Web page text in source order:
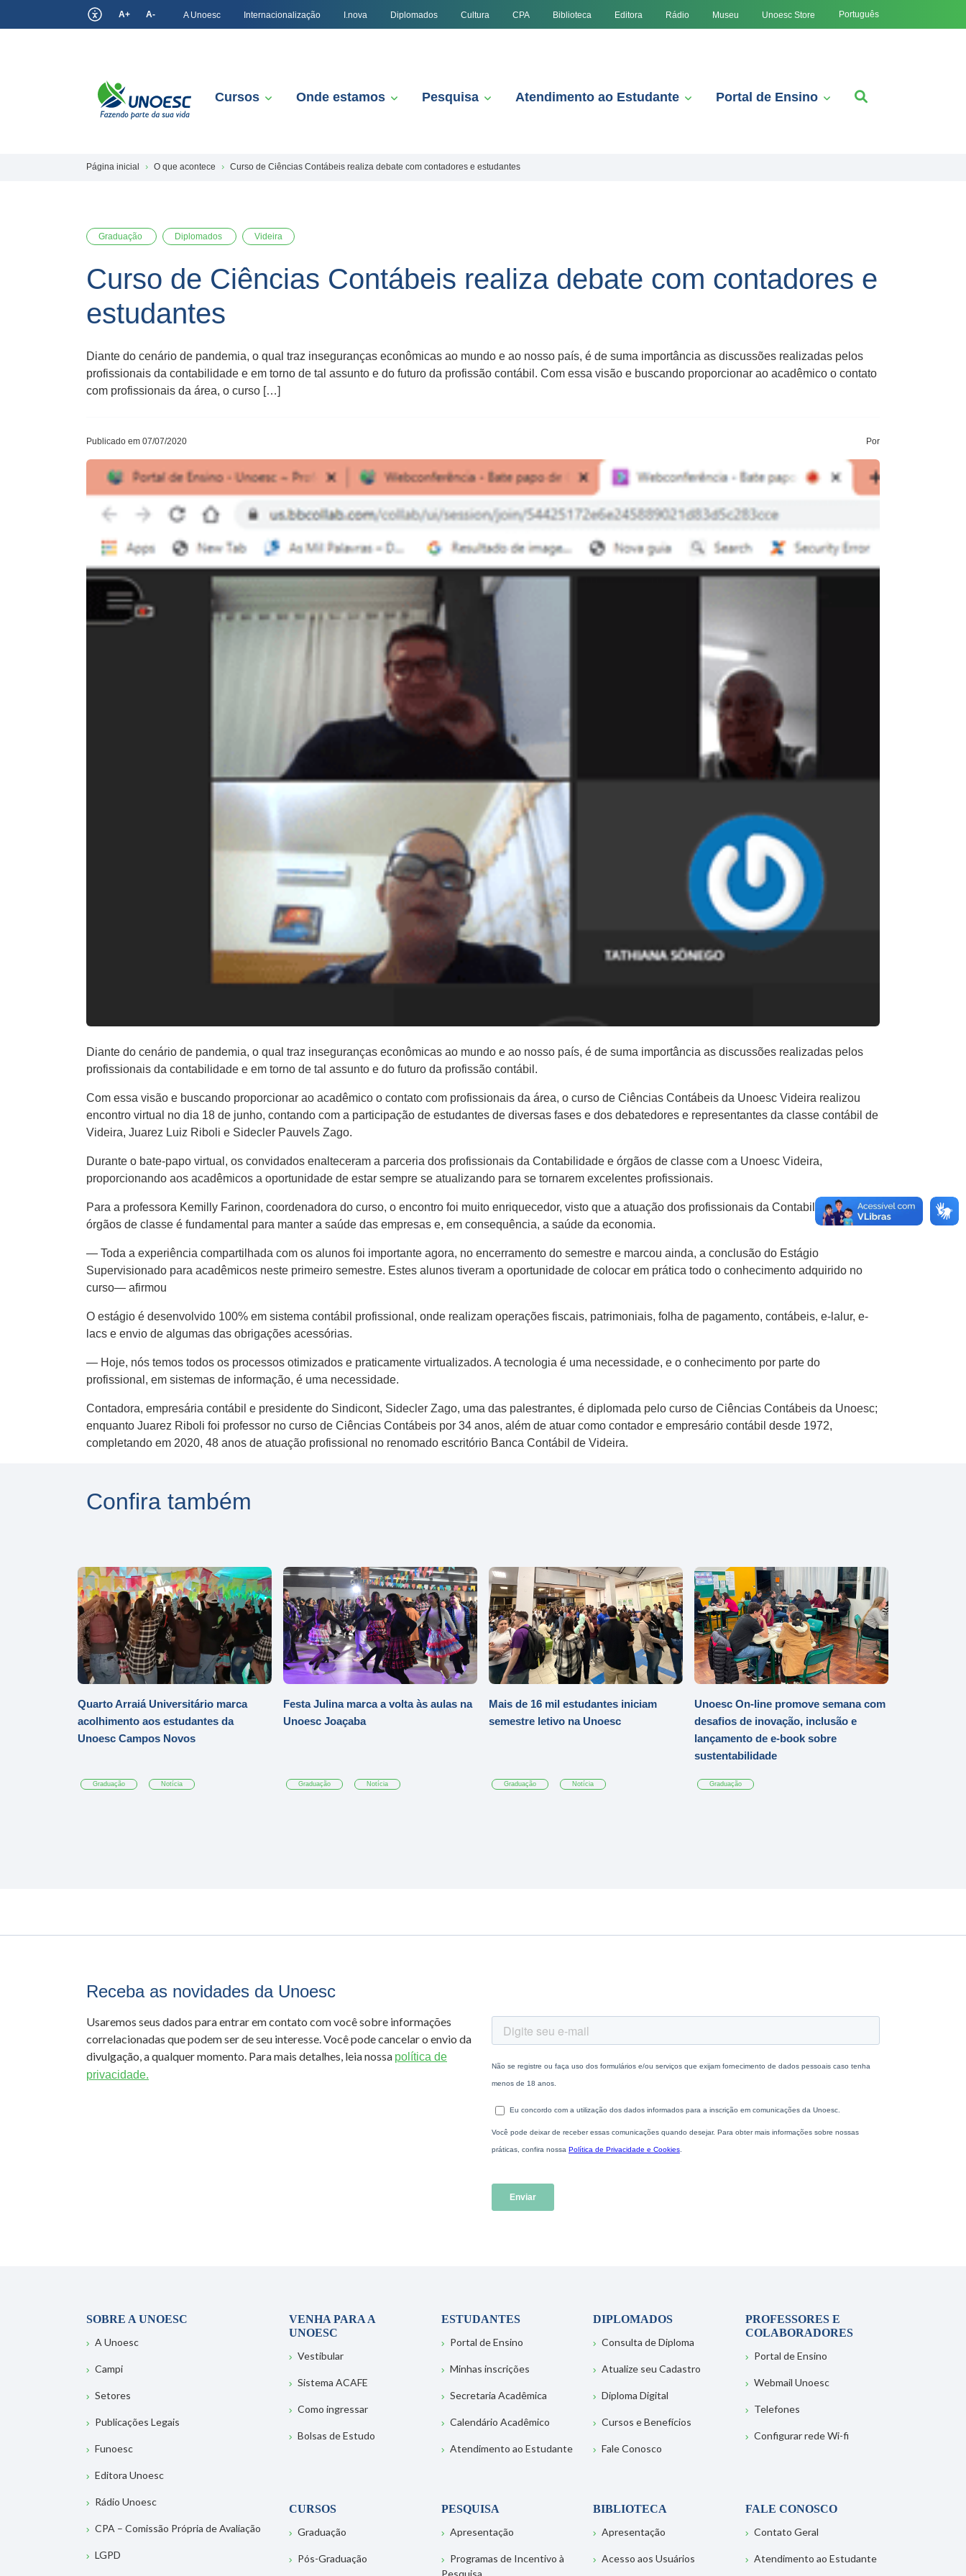
A+ A- A Unoesc Internacionalização I.nova Diplomados Cultura CPA Biblioteca Editora Rádio Museu Unoesc Store Português
Cursos Onde estamos Pesquisa Atendimento ao Estudante Portal de Ensino
Página inicial O que acontece Curso de Ciências Contábeis realiza debate com contadores e estudantes
Graduação Diplomados Videira
Curso de Ciências Contábeis realiza debate com contadores e
estudantes
Diante do cenário de pandemia, o qual traz inseguranças econômicas ao mundo e ao nosso país, é de suma importância as discussões realizadas pelos
profissionais da contabilidade e em torno de tal assunto e do futuro da profissão contábil. Com essa visão e buscando proporcionar ao acadêmico o contato
com profissionais da área, o curso […]
Publicado em 07/07/2020 Por
Diante do cenário de pandemia, o qual traz inseguranças econômicas ao mundo e ao nosso país, é de suma importância as discussões realizadas pelos
profissionais da contabilidade e em torno de tal assunto e do futuro da profissão contábil.
Com essa visão e buscando proporcionar ao acadêmico o contato com profissionais da área, o curso de Ciências Contábeis da Unoesc Videira realizou
encontro virtual no dia 18 de junho, contando com a participação de estudantes de diversas fases e dos debatedores e representantes da classe contábil de
Videira, Juarez Luiz Riboli e Sidecler Pauvels Zago.
Durante o bate-papo virtual, os convidados enalteceram a parceria dos profissionais da Contabilidade e órgãos de classe com a Unoesc Videira,
proporcionando aos acadêmicos a oportunidade de estar sempre se atualizando para se tornarem excelentes profissionais.
Para a professora Kemilly Farinon, coordenadora do curso, o encontro foi muito enriquecedor, visto que a atuação dos profissionais da Contabilidade e dos
órgãos de classe é fundamental para manter a saúde das empresas e, em consequência, a saúde da economia.
— Toda a experiência compartilhada com os alunos foi importante agora, no encerramento do semestre e marcou ainda, a conclusão do Estágio
Supervisionado para acadêmicos neste primeiro semestre. Estes alunos tiveram a oportunidade de colocar em prática todo o conhecimento adquirido no
curso— afirmou
O estágio é desenvolvido 100% em sistema contábil profissional, onde realizam operações fiscais, patrimoniais, folha de pagamento, contábeis, e-lalur, e-
lacs e envio de algumas das obrigações acessórias.
— Hoje, nós temos todos os processos otimizados e praticamente virtualizados. A tecnologia é uma necessidade, e o conhecimento por parte do
profissional, em sistemas de informação, é uma necessidade.
Contadora, empresária contábil e presidente do Sindicont, Sidecler Zago, uma das palestrantes, é diplomada pelo curso de Ciências Contábeis da Unoesc;
enquanto Juarez Riboli foi professor no curso de Ciências Contábeis por 34 anos, além de atuar como contador e empresário contábil desde 1972,
completando em 2020, 48 anos de atuação profissional no renomado escritório Banca Contábil de Videira.
Confira também
Quarto Arraiá Universitário marca
acolhimento aos estudantes da
Unoesc Campos Novos
Graduação Notícia
Festa Julina marca a volta às aulas na
Unoesc Joaçaba
Graduação Notícia
Mais de 16 mil estudantes iniciam
semestre letivo na Unoesc
Graduação Notícia
Unoesc On-line promove semana com
desafios de inovação, inclusão e
lançamento de e-book sobre
sustentabilidade
Graduação
Receba as novidades da Unoesc
Usaremos seus dados para entrar em contato com você sobre informações
correlacionadas que podem ser de seu interesse. Você pode cancelar o envio da
divulgação, a qualquer momento. Para mais detalhes, leia nossa política de
privacidade.
SOBRE A UNOESC
A Unoesc
Campi
Setores
Publicações Legais
Funoesc
Editora Unoesc
Rádio Unoesc
CPA – Comissão Própria de Avaliação
LGPD
VENHA PARA A
UNOESC
Vestibular
Sistema ACAFE
Como ingressar
Bolsas de Estudo
ESTUDANTES
Portal de Ensino
Minhas inscrições
Secretaria Acadêmica
Calendário Acadêmico
Atendimento ao Estudante
DIPLOMADOS
Consulta de Diploma
Atualize seu Cadastro
Diploma Digital
Cursos e Benefícios
Fale Conosco
PROFESSORES E
COLABORADORES
Portal de Ensino
Webmail Unoesc
Telefones
Configurar rede Wi-fi
CURSOS
Graduação
Pós-Graduação
PESQUISA
Apresentação
Programas de Incentivo à
Pesquisa
BIBLIOTECA
Apresentação
Acesso aos Usuários
FALE CONOSCO
Contato Geral
Atendimento ao Estudante